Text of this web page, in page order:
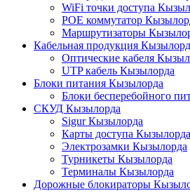
WiFi точки доступа
POE коммутатор
Маршрутизаторы
Кабельная продукция
Оптические кабеля
UTP кабель Кызылорда
Блоки питания Кызылорда
Блоки бесперебойного
СКУД Кызылорда
Sigur Кызылорда
Карты доступа Кызылорда
Электрозамки Кызылорда
Турникеты Кызылорда
Терминалы Кызылорда
Дорожные блокираторы